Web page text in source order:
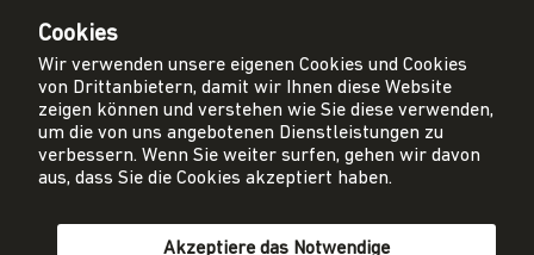
Privacy Policy
Impressum
AGB
Cookies
Wir verwenden unsere eigenen Cookies und Cookies
von Drittanbietern, damit wir Ihnen diese Website
zeigen können und verstehen wie Sie diese verwenden,
um die von uns angebotenen Dienstleistungen zu
verbessern. Wenn Sie weiter surfen, gehen wir davon
aus, dass Sie die Cookies akzeptiert haben.
Akzeptiere das Notwendige